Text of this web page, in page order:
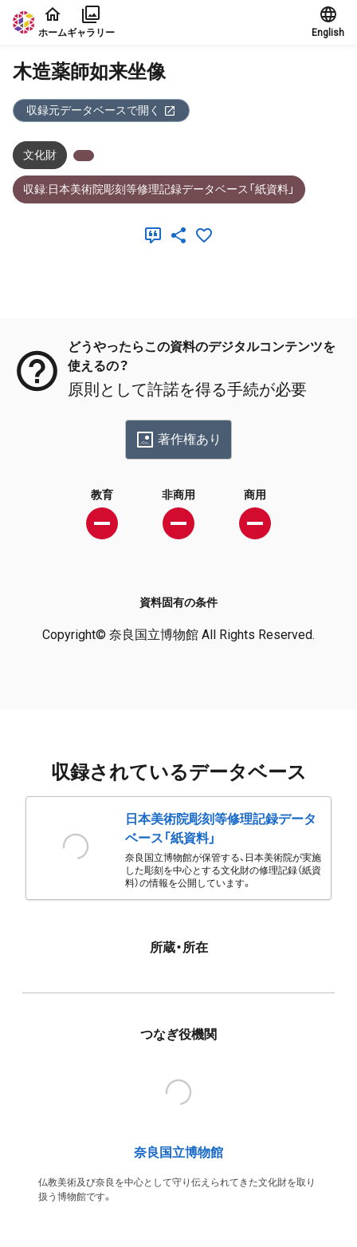
本文に飛ぶ
ホームギャラリー English
木造薬師如来坐像
収録元データベースで開く
文化財
収録:日本美術院彫刻等修理記録データベース「紙資料」
どうやったらこの資料のデジタルコンテンツを
使えるの？
原則として許諾を得る手続が必要
著作権あり
教育 非商用 商用
資料固有の条件
Copyright© 奈良国立博物館 All Rights Reserved.
収録されているデータベース
日本美術院彫刻等修理記録データ
ベース「紙資料」
奈良国立博物館が保管する、日本美術院が実施
した彫刻を中心とする文化財の修理記録（紙資
料）の情報を公開しています。
所蔵・所在
つなぎ役機関
奈良国立博物館
仏教美術及び奈良を中心として守り伝えられてきた文化財を取り
扱う博物館です。